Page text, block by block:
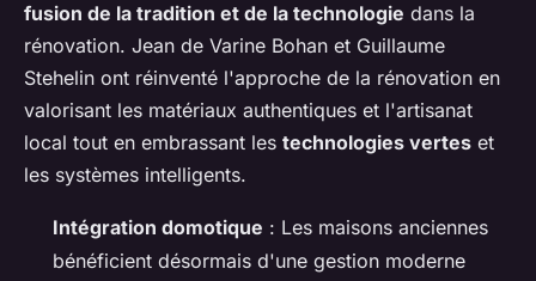
fusion de la tradition et de la technologie dans la
rénovation. Jean de Varine Bohan et Guillaume
Stehelin ont réinventé l'approche de la rénovation en
valorisant les matériaux authentiques et l'artisanat
local tout en embrassant les technologies vertes et
les systèmes intelligents.
Intégration domotique : Les maisons anciennes
bénéficient désormais d'une gestion moderne